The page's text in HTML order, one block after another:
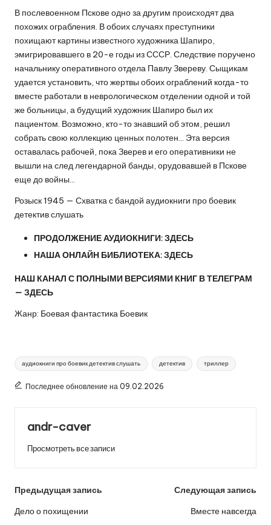
В послевоенном Пскове одно за другим происходят два
похожих ограбления. В обоих случаях преступники
похищают картины известного художника Шапиро,
эмигрировавшего в 20-е годы из СССР. Следствие поручено
начальнику оперативного отдела Павлу Звереву. Сыщикам
удается установить, что жертвы обоих ограблений когда-то
вместе работали в неврологическом отделении одной и той
же больницы, а будущий художник Шапиро был их
пациентом. Возможно, кто-то знавший об этом, решил
собрать свою коллекцию ценных полотен… Эта версия
оставалась рабочей, пока Зверев и его оперативники не
вышли на след легендарной банды, орудовавшей в Пскове
еще до войны…
Розыск 1945 — Схватка с бандой аудиокниги про боевик
детектив слушать
ПРОДОЛЖЕНИЕ АУДИОКНИГИ:ЗДЕСЬ
НАША ОНЛАЙН БИБЛИОТЕКА:ЗДЕСЬ
НАШ КАНАЛ С ПОЛНЫМИ ВЕРСИЯМИ КНИГ В ТЕЛЕГРАМ
— ЗДЕСЬ
Жанр: Боевая фантастика Боевик
Метки:
аудиокниги про боевик детектив слушать детектив триллер
Последнее обновление на 09.02.2026
andr-caver
Просмотреть все записи
Навигация
по
Предыдущая запись
Дело о похищении
Следующая запись
Вместе навсегда